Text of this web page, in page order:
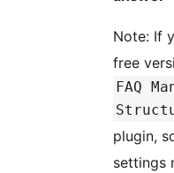
Note: If
free
FAQ
plugin,
settings